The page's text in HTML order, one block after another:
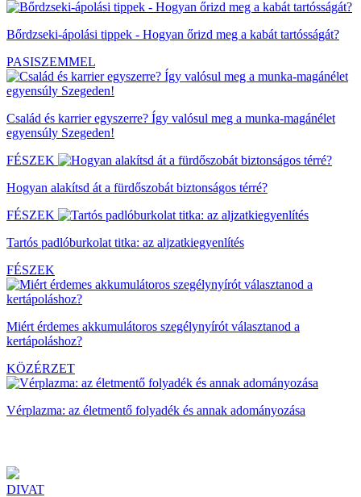
Bőrdzseki-ápolási tippek - Hogyan őrizd meg a kabát tartósságát?
PASISZEMMEL
Család és karrier egyszerre? Így valósul meg a munka-magánélet
egyensúly Szegeden!
FÉSZEK
Hogyan alakítsd át a fürdőszobát biztonságos térré?
FÉSZEK
Tartós padlóburkolat titka: az aljzatkiegyenlítés
FÉSZEK
Miért érdemes akkumulátoros szegélynyírót választanod a
kertápoláshoz?
KÖZÉRZET
Vérplazma: az életmentő folyadék és annak adományozása
DIVAT